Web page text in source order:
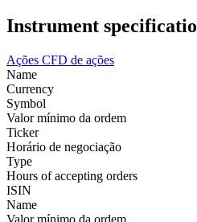
Instrument
Ações CFD de ações
Name
Currency
Symbol
Valor mínimo da ordem
Ticker
Horário de negociação
Type
Hours of accepting orders
ISIN
Name